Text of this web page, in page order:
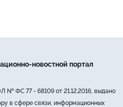
новостной портал
№ ФС 77 - 68109 от 21.12.2016, выдано
в сфере связи, информационных